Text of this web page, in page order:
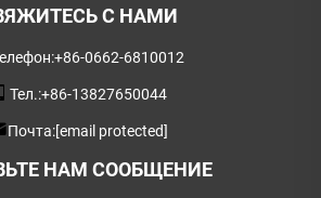
С НАМИ
+86-0662-6810012
Тел.:+86-13827650044
Почта:[email protected]
НАМ СООБЩЕНИЕ